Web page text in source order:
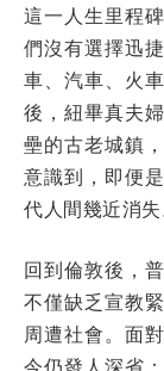
這一人生里程
們沒有選擇迅
車、汽車、火
後，紐畢真夫
壘的古老城鎮
意識到，即便
代人間幾近消失
回到倫敦後，
不僅缺乏宣教
周遭社會。面
今仍發人深省